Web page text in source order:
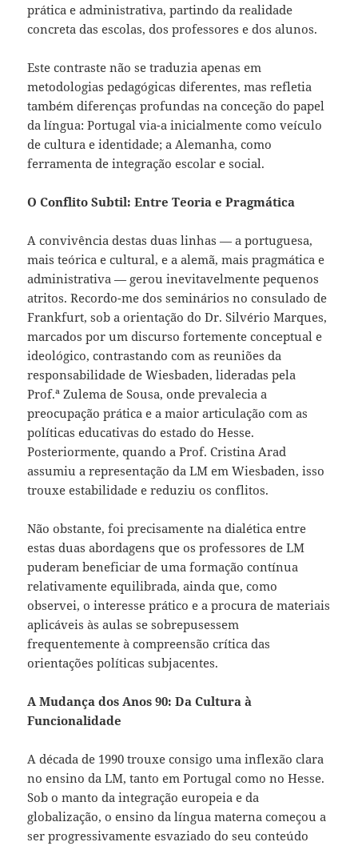
prática e administrativa, partindo da realidade
concreta das escolas, dos professores e dos alunos.
Este contraste não se traduzia apenas em
metodologias pedagógicas diferentes, mas refletia
também diferenças profundas na conceção do papel
da língua: Portugal via-a inicialmente como veículo
de cultura e identidade; a Alemanha, como
ferramenta de integração escolar e social.
O Conflito Subtil: Entre Teoria e Pragmática
A convivência destas duas linhas — a portuguesa,
mais teórica e cultural, e a alemã, mais pragmática e
administrativa — gerou inevitavelmente pequenos
atritos. Recordo-me dos seminários no consulado de
Frankfurt, sob a orientação do Dr. Silvério Marques,
marcados por um discurso fortemente conceptual e
ideológico, contrastando com as reuniões da
responsabilidade de Wiesbaden, lideradas pela
Prof.ª Zulema de Sousa, onde prevalecia a
preocupação prática e a maior articulação com as
políticas educativas do estado do Hesse.
Posteriormente, quando a Prof. Cristina Arad
assumiu a representação da LM em Wiesbaden, isso
trouxe estabilidade e reduziu os conflitos.
Não obstante, foi precisamente na dialética entre
estas duas abordagens que os professores de LM
puderam beneficiar de uma formação contínua
relativamente equilibrada, ainda que, como
observei, o interesse prático e a procura de materiais
aplicáveis às aulas se sobrepusessem
frequentemente à compreensão crítica das
orientações políticas subjacentes.
A Mudança dos Anos 90: Da Cultura à
Funcionalidade
A década de 1990 trouxe consigo uma inflexão clara
no ensino da LM, tanto em Portugal como no Hesse.
Sob o manto da integração europeia e da
globalização, o ensino da língua materna começou a
ser progressivamente esvaziado do seu conteúdo